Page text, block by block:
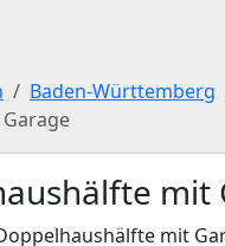
Baden-Württemberg
mit
mit